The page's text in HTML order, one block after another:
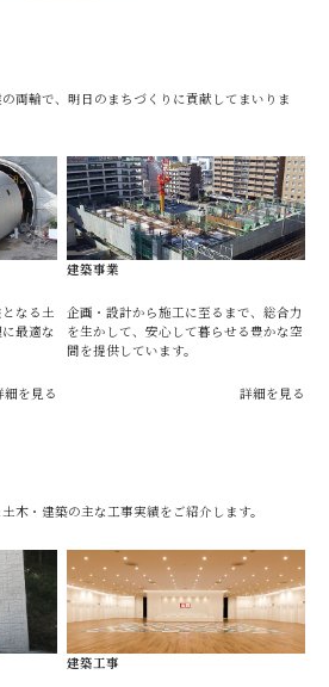
両輪で、明日のまちづくりに貢献してまいりま
なる土
最適な
細を見る
建築事業
企画・設計から施工に至るまで、総合力
を生かして、安心して暮らせる豊かな空
間を提供しています。
詳細を見る
木・建築の主な工事実績をご紹介します。
建築工事